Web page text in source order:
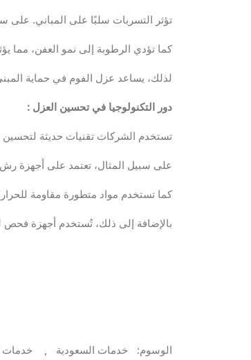
تؤثر التسربات سلبًا على المباني.
كما تؤدي الرطوبة إلى نمو العفن، مما
لذلك، يساعد عزل الفوم في حماية
دور التكنولوجيا في تحسين العزل :
تستخدم الشركات تقنيات حديثة لتحسين
على سبيل المثال، تعتمد على أجهزة
كما تستخدم مواد متطورة مقاومة
بالإضافة إلى ذلك، تُستخدم أجهزة
الوسوم: خدمات السعودية , خدمات